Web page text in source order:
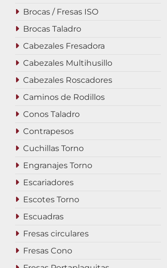
Brocas / Fresas ISO
Brocas Taladro
Cabezales Fresadora
Cabezales Multihusillo
Cabezales Roscadores
Caminos de Rodillos
Conos Taladro
Contrapesos
Cuchillas Torno
Engranajes Torno
Escariadores
Escotes Torno
Escuadras
Fresas circulares
Fresas Cono